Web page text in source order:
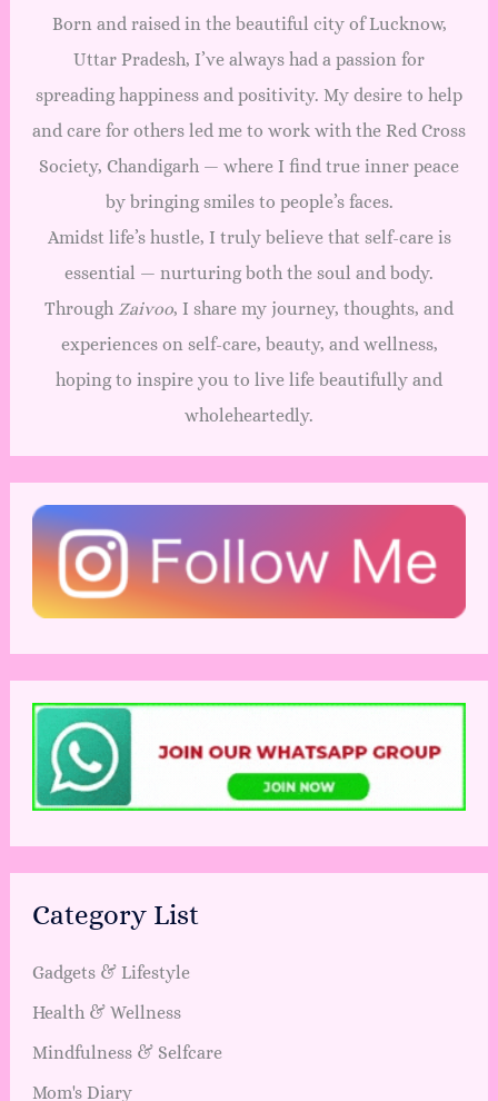
Born and raised in the beautiful city of Lucknow,
Uttar Pradesh, I’ve always had a passion for
spreading happiness and positivity. My desire to help
and care for others led me to work with the Red Cross
Society, Chandigarh — where I find true inner peace
by bringing smiles to people’s faces.
Amidst life’s hustle, I truly believe that self-care is
essential — nurturing both the soul and body.
Through Zaivoo, I share my journey, thoughts, and
experiences on self-care, beauty, and wellness,
hoping to inspire you to live life beautifully and
wholeheartedly.
Category List
Gadgets & Lifestyle
Health & Wellness
Mindfulness & Selfcare
Mom's Diary